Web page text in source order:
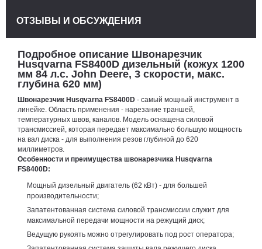
Подробное описание Швонарезчик
Husqvarna FS8400D дизельный (кожух 1200
мм 84 л.с. John Deere, 3 скорости, макс.
глубина 620 мм)
Швонарезчик Husqvarna FS8400D - самый мощный инструмент в
линейке. Область применения - нарезание траншей,
температурных швов, каналов. Модель оснащена силовой
трансмиссией, которая передает максимально большую мощность
на вал диска - для выполнения резов глубиной до 620
миллиметров.
Особенности и преимущества швонарезчика Husqvarna
FS8400D:
Мощный дизельный двигатель (62 кВт) - для большей
производительности;
Запатентованная система силовой трансмиссии служит для
максимальной передачи мощности на режущий диск;
Ведущую рукоять можно отрегулировать под рост оператора;
ОТЗЫВЫ И ОБСУЖДЕНИЯ